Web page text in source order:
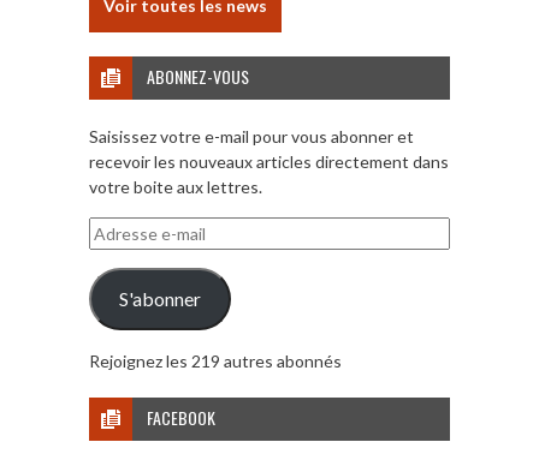
Voir toutes les news
ABONNEZ-VOUS
Saisissez votre e-mail pour vous abonner et
recevoir les nouveaux articles directement dans
votre boite aux lettres.
Adresse
e-
mail
S'abonner
Rejoignez les 219 autres abonnés
FACEBOOK